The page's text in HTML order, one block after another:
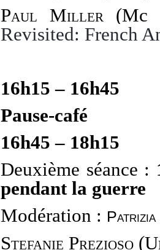
Paul Miller (Mc
Revisited: French
16h15 – 16h45
Pause-café
16h45 – 18h15
Deuxième séance :
pendant la guerre
Modération :
Stefanie Prezioso